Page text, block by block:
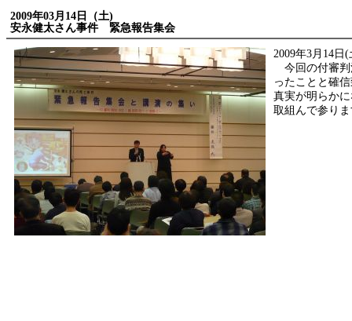
2009年03月14日（土)
安永健太さん事件 緊急報告集会
2009年3月14日
今回の付審判
ったことと確
真実が明らか
取組んで参り